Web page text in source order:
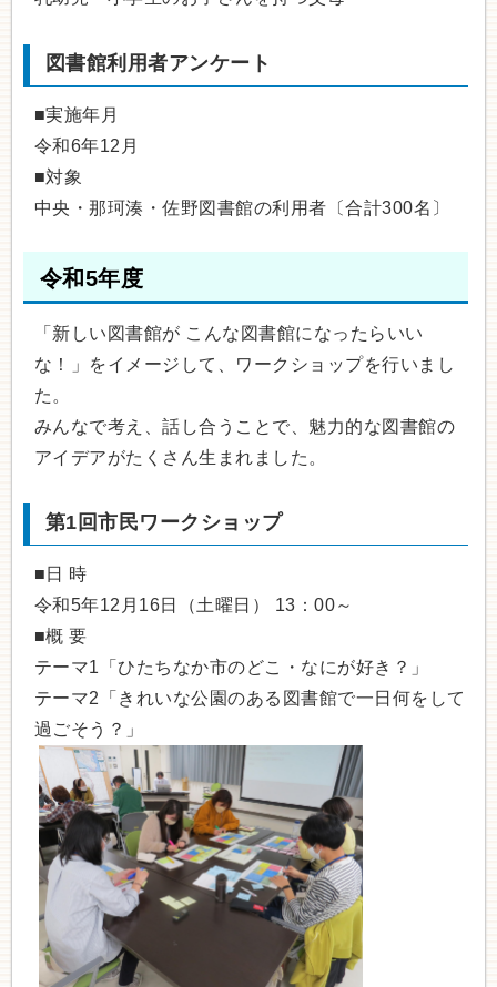
図書館利用者アンケート
■実施年月
令和6年12月
■対象
中央・那珂湊・佐野図書館の利用者〔合計300名〕
令和5年度
「新しい図書館が こんな図書館になったらいい
な！」をイメージして、ワークショップを行いまし
た。
みんなで考え、話し合うことで、魅力的な図書館の
アイデアがたくさん生まれました。
第1回市民ワークショップ
■日 時
令和5年12月16日（土曜日） 13：00～
■概 要
テーマ1「ひたちなか市のどこ・なにが好き？」
テーマ2「きれいな公園のある図書館で一日何をして
過ごそう？」